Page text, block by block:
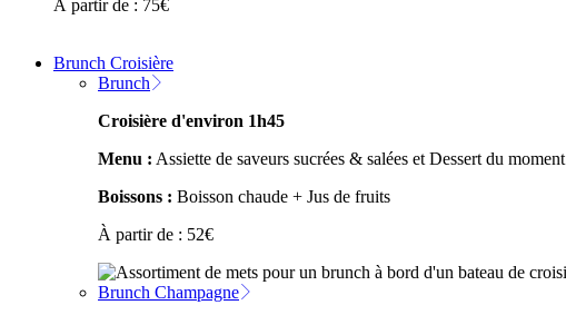
À partir de : 75€
Brunch Croisière
Brunch
Croisière d'environ 1h45
Menu : Assiette de saveurs sucrées & salées et Dessert du moment
Boissons : Boisson chaude + Jus de fruits
À partir de : 52€
Brunch Champagne